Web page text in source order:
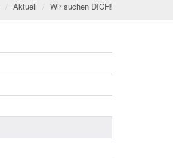
Aktuell Wir suchen DICH!